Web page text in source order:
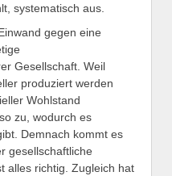
systematisch aus.
gegen eine
Gesellschaft. Weil
produziert werden
Wohlstand
zu, wodurch es
Demnach kommt es
gesellschaftliche
alles richtig. Zugleich hat